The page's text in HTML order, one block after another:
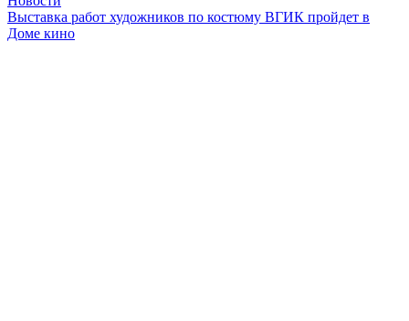
Выставка работ художников по костюму ВГИК пройдет в
Доме кино